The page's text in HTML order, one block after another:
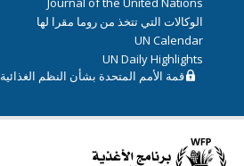
الوكالات التي تتخذ من روما مقرا لها
UN Calendar
UN Daily Highlights
قمة الأمم المتحدة بشأن النظم الغذائية